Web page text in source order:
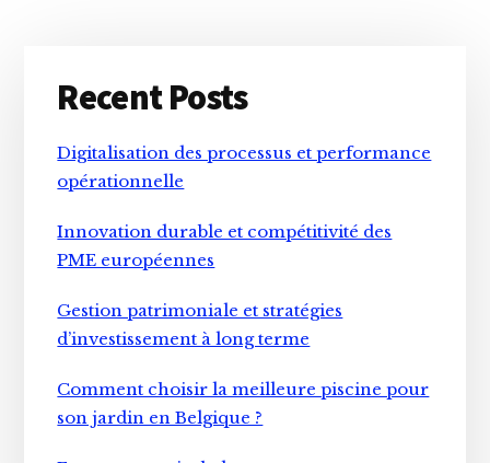
Sidebar
Recent Posts
Digitalisation des processus et performance
opérationnelle
Innovation durable et compétitivité des
PME européennes
Gestion patrimoniale et stratégies
d’investissement à long terme
Comment choisir la meilleure piscine pour
son jardin en Belgique ?